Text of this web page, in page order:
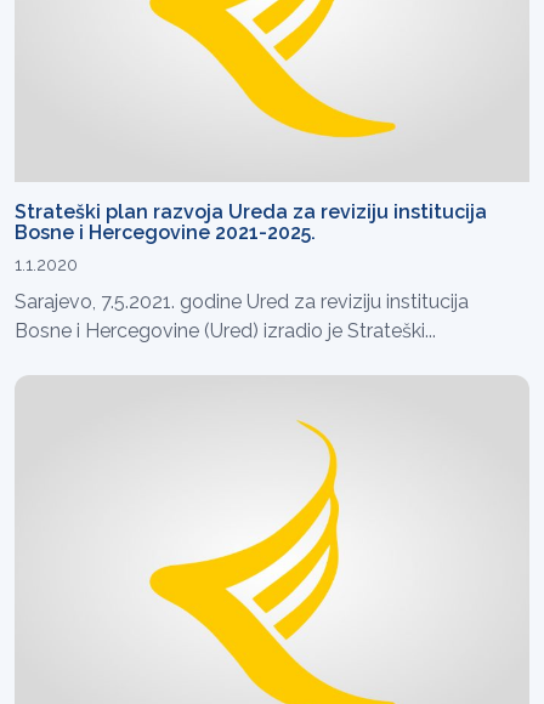
Strateški plan razvoja Ureda za reviziju institucija
Bosne i Hercegovine 2021-2025.
1.1.2020
Sarajevo, 7.5.2021. godine Ured za reviziju institucija
Bosne i Hercegovine (Ured) izradio je Strateški...